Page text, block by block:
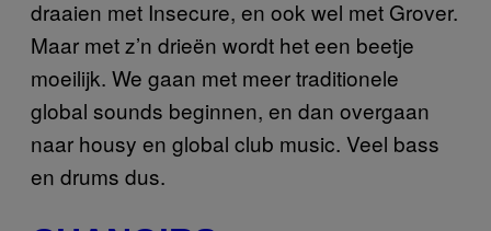
draaien met Insecure, en ook wel met Grover.
Maar met z’n drieën wordt het een beetje
moeilijk. We gaan met meer traditionele
global sounds beginnen, en dan overgaan
naar housy en global club music. Veel bass
en drums dus.